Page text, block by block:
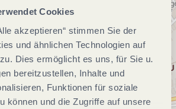
Cookies
akzeptieren“ stimmen Sie der
und ähnlichen Technologien auf
Dies ermöglicht es uns, für Sie u.
bereitzustellen, Inhalte und
Funktionen für soziale
können und die Zugriffe auf unsere